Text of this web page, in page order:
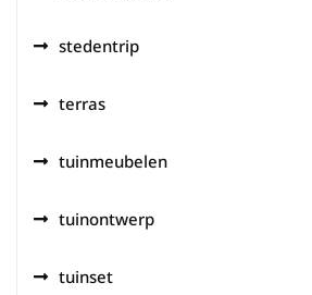
stedentrip
terras
tuinmeubelen
tuinontwerp
tuinset